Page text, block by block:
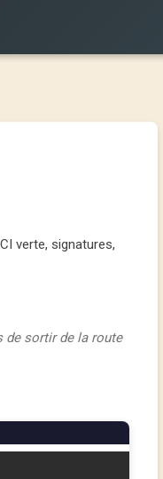
verte, signatures,
de sortir de la route